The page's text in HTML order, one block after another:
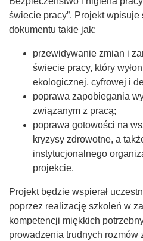
świecie pracy”. Projekt
dokumentu takie jak:
przewidywanie zmian i
świecie pracy, który
ekologicznej, cyfrowej i
poprawa zapobiegania
związanym z pracą;
poprawa gotowości na
kryzysy zdrowotne, a
instytucjonalnego
projekcie.
Projekt będzie wspierał
poprzez realizację szkoleń w
kompetencji miękkich
prowadzenia trudnych rozmów